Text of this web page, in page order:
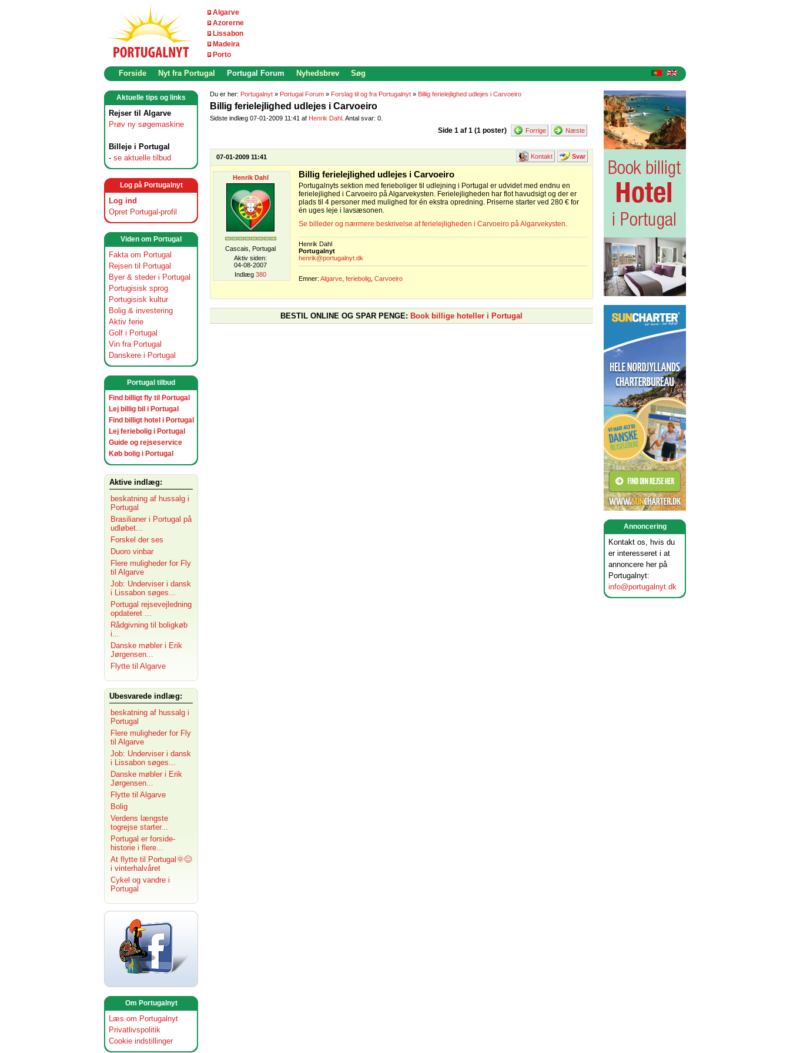
Algarve
Azorerne
Lissabon
Madeira
Porto
Forside Nyt fra Portugal Portugal Forum Nyhedsbrev Søg
Annoncering
Kontakt os, hvis du
er interesseret i at
annoncere her på
Portugalnyt:
info@portugalnyt.dk
Aktuelle tips og links
Rejser til Algarve
Prøv ny søgemaskine
Billeje i Portugal
- se aktuelle tilbud
Log på Portugalnyt
Log ind
Opret Portugal-profil
Viden om Portugal
Fakta om Portugal
Rejsen til Portugal
Byer & steder i Portugal
Portugisisk sprog
Portugisisk kultur
Bolig & investering
Aktiv ferie
Golf i Portugal
Vin fra Portugal
Danskere i Portugal
Portugal tilbud
Find billigt fly til Portugal
Lej billig bil i Portugal
Find billigt hotel i Portugal
Lej feriebolig i Portugal
Guide og rejseservice
Køb bolig i Portugal
Aktive indlæg:
beskatning af hussalg i
Portugal
Brasilianer i Portugal på
udløbet...
Forskel der ses
Duoro vinbar
Flere muligheder for Fly
til Algarve
Job: Underviser i dansk
i Lissabon søges...
Portugal rejsevejledning
opdateret ...
Rådgivning til boligkøb
i...
Danske møbler i Erik
Jørgensen...
Flytte til Algarve
Ubesvarede indlæg:
beskatning af hussalg i
Portugal
Flere muligheder for Fly
til Algarve
Job: Underviser i dansk
i Lissabon søges...
Danske møbler i Erik
Jørgensen...
Flytte til Algarve
Bolig
Verdens længste
togrejse starter...
Portugal er forside-
historie i flere...
At flytte til Portugal🌞😊
i vinterhalvåret
Cykel og vandre i
Portugal
Om Portugalnyt
Læs om Portugalnyt
Privatlivspolitik
Cookie indstillinger
Du er her: Portugalnyt » Portugal Forum » Forslag til og fra Portugalnyt » Billig ferielejlighed udlejes i Carvoeiro
Billig ferielejlighed udlejes i Carvoeiro
Sidste indlæg 07-01-2009 11:41 af Henrik Dahl . Antal svar: 0.
Side 1 af 1 (1 poster) Forrige Næste
07-01-2009 11:41 Kontakt Svar
Henrik Dahl
Cascais, Portugal
Aktiv siden:
04-08-2007
Indlæg 380
Billig ferielejlighed udlejes i Carvoeiro
Portugalnyts sektion med ferieboliger til udlejning i Portugal er udvidet med endnu en
ferielejlighed i Carvoeiro på Algarvekysten. Ferielejligheden har flot havudsigt og der er
plads til 4 personer med mulighed for én ekstra opredning. Priserne starter ved 280 € for
én uges leje i lavsæsonen.
Se billeder og nærmere beskrivelse af ferielejligheden i Carvoeiro på Algarvekysten.
Henrik Dahl
Portugalnyt
henrik@portugalnyt.dk
Emner: Algarve, feriebolig, Carvoeiro
BESTIL ONLINE OG SPAR PENGE: Book billige hoteller i Portugal